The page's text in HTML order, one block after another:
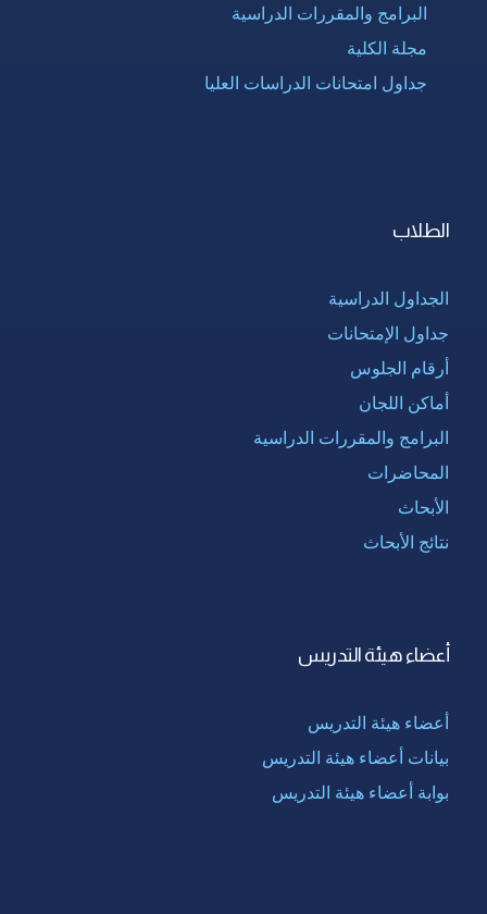
البرامج والمقررات الدراسية
مجلة الكلية
جداول امتحانات الدراسات العليا
الطلاب
الجداول الدراسية
جداول الإمتحانات
أرقام الجلوس
أماكن اللجان
البرامج والمقررات الدراسية
المحاضرات
الأبحاث
نتائج الأبحاث
أعضاء هيئة التدريس
أعضاء هيئة التدريس
بيانات أعضاء هيئة التدريس
بوابة أعضاء هيئة التدريس